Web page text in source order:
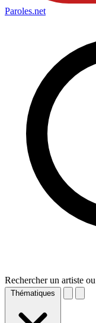
Paroles.net
Rechercher un artiste
Thématiques